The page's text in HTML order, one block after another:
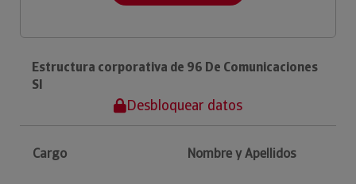
Estructura corporativa de 96 De Comunicaciones
Sl
Desbloquear datos
Cargo Nombre y Apellidos